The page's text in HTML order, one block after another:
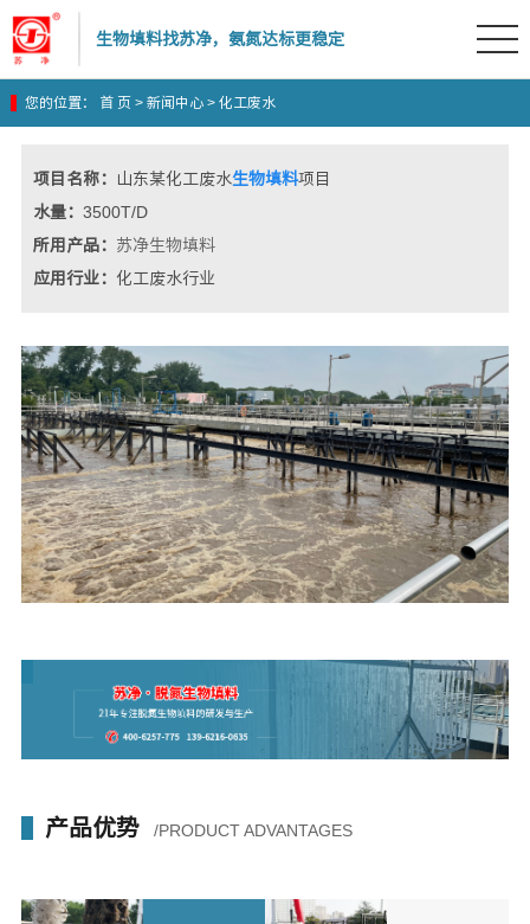
生物填料找苏净，氨氮达标更稳定
您的位置： 首 页 > 新闻中心> 化工废水
项目名称： 山东某化工废水生物填料项目
水量： 3500T/D
所用产品： 苏净生物填料
应用行业： 化工废水行业
产品优势 /PRODUCT ADVANTAGES